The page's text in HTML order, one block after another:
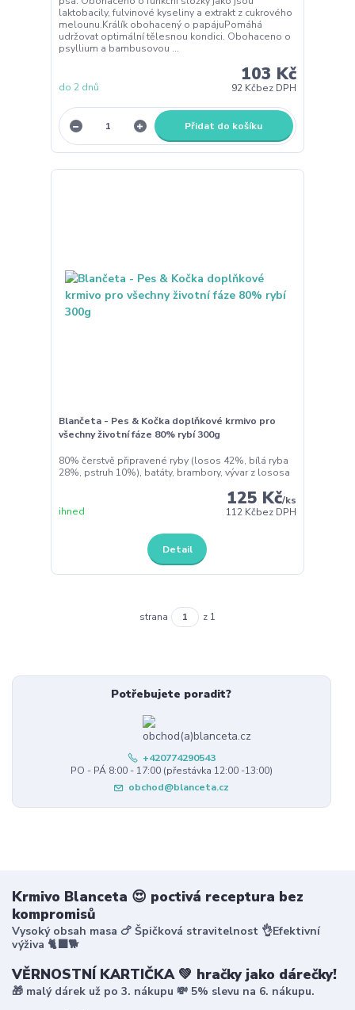
laktobacily, fulvinové kyseliny a extrakt z cukrového
melounu.Králík obohacený o papájuPomáhá
udržovat optimální tělesnou kondici. Obohaceno o
psyllium a bambusovou ...
103 Kč
92 Kčbez DPH
do 2 dnů
Přidat do košíku
Blančeta - Pes & Kočka doplňkové krmivo pro
všechny životní fáze 80% rybí 300g
80% čerstvě připravené ryby (losos 42%, bílá ryba
28%, pstruh 10%), batáty, brambory, vývar z lososa
125 Kč/ks
112 Kčbez DPH
ihned
Detail
strana z 1
Potřebujete poradit?
+420774290543
PO - PÁ 8:00 - 17:00 (přestávka 12:00 -13:00)
obchod@blanceta.cz
Krmivo Blanceta 😍 poctivá receptura bez
kompromisů
Vysoký obsah masa 🍗 Špičková stravitelnost 👌Efektivní
výživa 🐈‍⬛🐕
VĚRNOSTNÍ KARTIČKA 💚 hračky jako dárečky!
🎁 malý dárek už po 3. nákupu 💸 5% slevu na 6. nákupu.